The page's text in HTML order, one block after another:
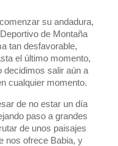
su andadura,
de Montaña
tan desfavorable,
el último momento,
decidimos salir aún a
cualquier momento.
de no estar un día
paso a grandes
de unos paisajes
nos ofrece Babia, y